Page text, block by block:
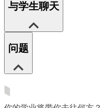
与学生聊天
问题